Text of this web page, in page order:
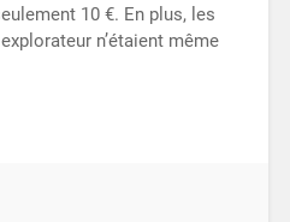
10 €. En plus, les
n’étaient même